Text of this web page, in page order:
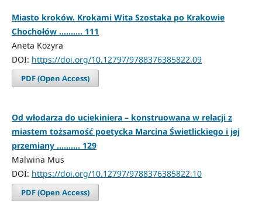
Miasto kroków. Krokami Wita Szostaka po Krakowie
Chochołów .......... 111
Aneta Kozyra
DOI: https://doi.org/10.12797/9788376385822.09
PDF (Open Access)
Od włodarza do uciekiniera – konstruowana w relacji z
miastem tożsamość poetycka Marcina Świetlickiego i jej
przemiany .......... 129
Malwina Mus
DOI: https://doi.org/10.12797/9788376385822.10
PDF (Open Access)